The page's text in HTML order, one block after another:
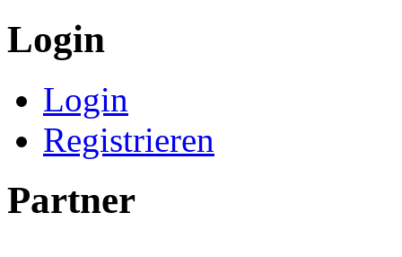
Login
Login
Registrieren
Partner